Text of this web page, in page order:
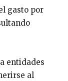
gasto por
entidades
al